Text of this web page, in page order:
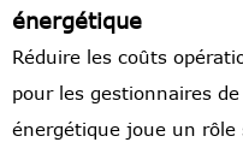
énergétique
Réduire les coûts
pour les gestionnaires
énergétique joue un